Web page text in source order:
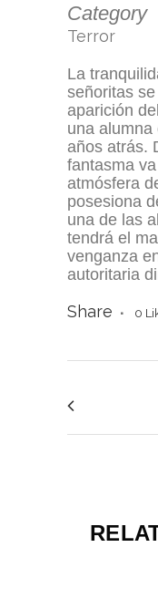
Category
Terror
La
señoritas
aparición
una alumna
años atrás.
fantasma
atmósfera
posesiona
una de las
tendrá el
venganza
autoritaria
Share 0